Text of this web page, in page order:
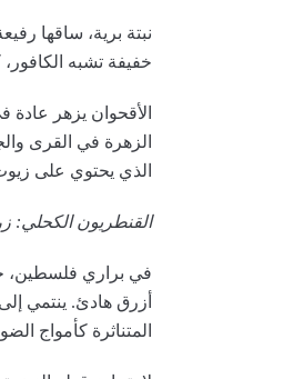
نبتة برية، ساقها
خفيفة تشبه
الأقحوان يزهر
الزهرة في القرى
الذي يحتوي على
القنطريون الكحلي:
في براري فلسطين،
أزرق هادئ. ينتمي
المتناثرة كأمواج